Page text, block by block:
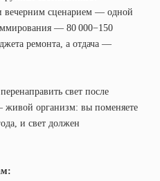
сценарием — одной
— 80 000−150
ремонта, а отдача —
свет после
живой организм: вы поменяете
и свет должен